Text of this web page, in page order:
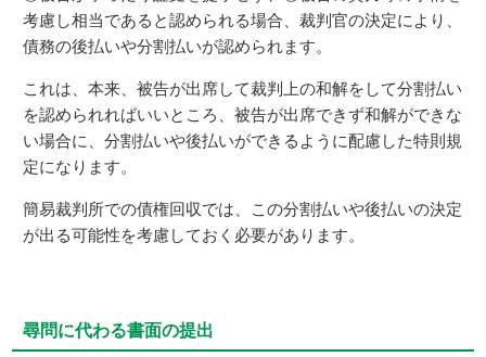
考慮し相当であると認められる場合、裁判官の決定により、
債務の後払いや分割払いが認められます。
これは、本来、被告が出席して裁判上の和解をして分割払い
を認められればいいところ、被告が出席できず和解ができな
い場合に、分割払いや後払いができるように配慮した特則規
定になります。
簡易裁判所での債権回収では、この分割払いや後払いの決定
が出る可能性を考慮しておく必要があります。
尋問に代わる書面の提出